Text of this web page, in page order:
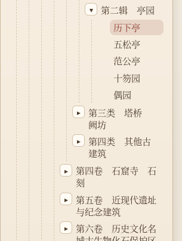
▾
第二辑 亭园
历下亭
五松亭
范公亭
十笏园
偶园
▸
第三类 塔桥
阙坊
▸
第四类 其他古
建筑
▸
第四卷 石窟寺 石
刻
▸
第五卷 近现代遗址
与纪念建筑
▸
第六卷 历史文化名